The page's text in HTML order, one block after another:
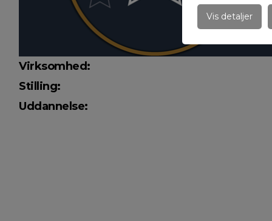
Vis detaljer
Virksomhed:
Stilling:
Uddannelse: